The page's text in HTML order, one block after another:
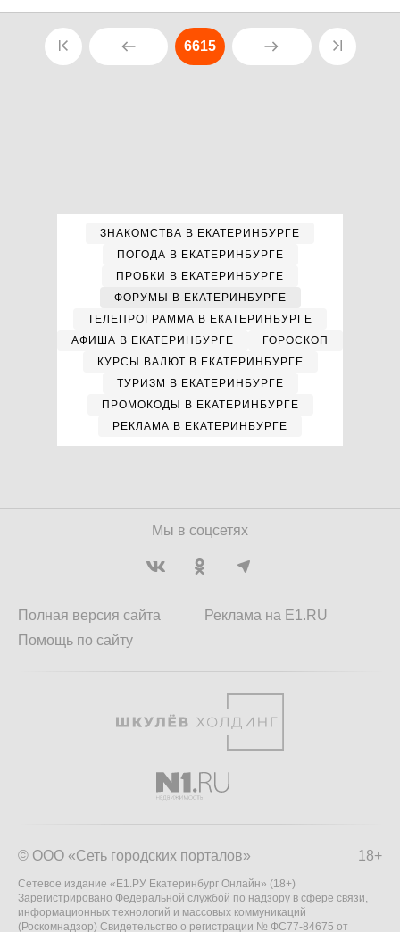
6615
ЗНАКОМСТВА В ЕКАТЕРИНБУРГЕ
ПОГОДА В ЕКАТЕРИНБУРГЕ
ПРОБКИ В ЕКАТЕРИНБУРГЕ
ФОРУМЫ В ЕКАТЕРИНБУРГЕ
ТЕЛЕПРОГРАММА В ЕКАТЕРИНБУРГЕ
АФИША В ЕКАТЕРИНБУРГЕ
ГОРОСКОП
КУРСЫ ВАЛЮТ В ЕКАТЕРИНБУРГЕ
ТУРИЗМ В ЕКАТЕРИНБУРГЕ
ПРОМОКОДЫ В ЕКАТЕРИНБУРГЕ
РЕКЛАМА В ЕКАТЕРИНБУРГЕ
Мы в соцсетях
Полная версия сайта
Помощь по сайту
Реклама на E1.RU
18+
© ООО «Сеть городских порталов»
Сетевое издание «Е1.РУ Екатеринбург Онлайн» (18+)
Зарегистрировано Федеральной службой по надзору в сфере связи,
информационных технологий и массовых коммуникаций
(Роскомнадзор) Свидетельство о регистрации № ФС77-84675 от